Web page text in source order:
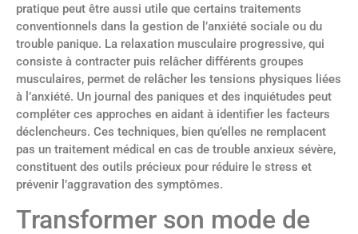
pratique peut être aussi utile que certains traitements
conventionnels dans la gestion de l’anxiété sociale ou du
trouble panique. La relaxation musculaire progressive, qui
consiste à contracter puis relâcher différents groupes
musculaires, permet de relâcher les tensions physiques liées
à l’anxiété. Un journal des paniques et des inquiétudes peut
compléter ces approches en aidant à identifier les facteurs
déclencheurs. Ces techniques, bien qu’elles ne remplacent
pas un traitement médical en cas de trouble anxieux sévère,
constituent des outils précieux pour réduire le stress et
prévenir l’aggravation des symptômes.
Transformer son mode de